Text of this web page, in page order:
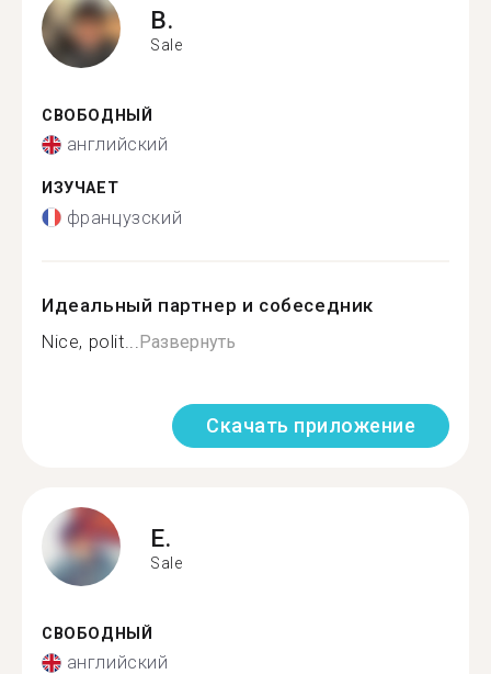
B.
Sale
СВОБОДНЫЙ
английский
ИЗУЧАЕТ
французский
Идеальный партнер и собеседник
Nice, polit... Развернуть
Скачать приложение
E.
Sale
СВОБОДНЫЙ
английский